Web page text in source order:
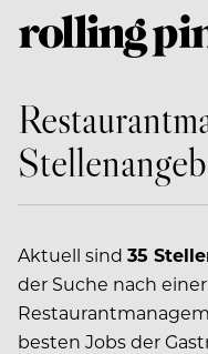
Aktuell sind 35
der Suche nach
besten Jobs der